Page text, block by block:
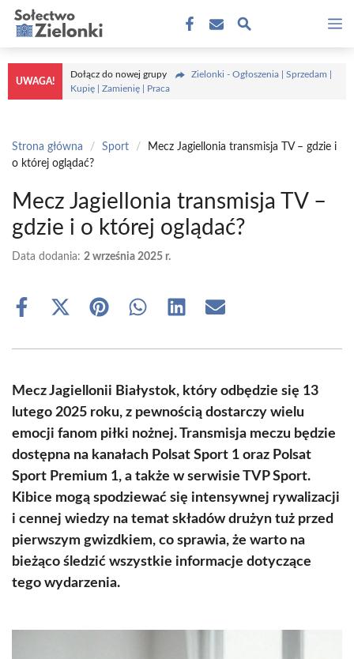
Przejdź
treści
UWAGA!
Dołącz do nowej grupy
Zielonki - Ogłoszenia | Sprzedam |
Kupię | Zamienię | Praca
Strona główna / Sport /
Mecz Jagiellonia transmisja TV – gdzie i
o której oglądać?
Mecz Jagiellonia transmisja TV –
gdzie i o której oglądać?
Data dodania: 2 września 2025 r.
Share
Share
(Twitter)
Share Share Share Share
Mecz Jagiellonii Białystok, który odbędzie się 13
lutego 2025 roku, z pewnością dostarczy wielu
emocji fanom piłki nożnej. Transmisja meczu będzie
dostępna na kanałach Polsat Sport 1 oraz Polsat
Sport Premium 1, a także w serwisie TVP Sport.
Kibice mogą spodziewać się intensywnej rywalizacji
i cennej wiedzy na temat składów drużyn tuż przed
pierwszym gwizdkiem, co sprawia, że warto na
bieżąco śledzić wszystkie informacje dotyczące
tego wydarzenia.